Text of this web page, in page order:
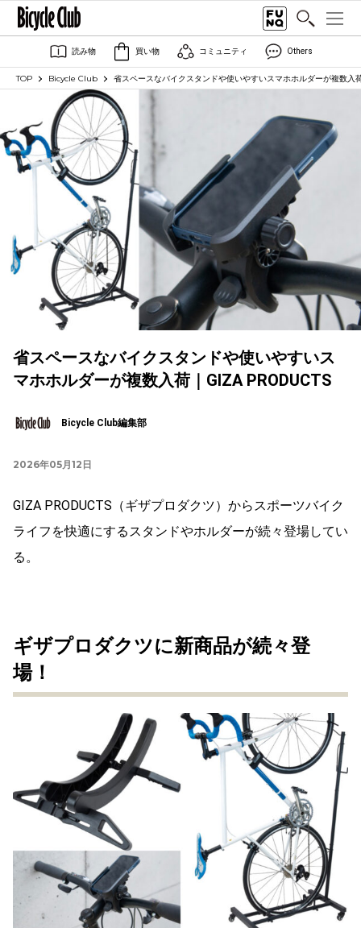
読み物 買い物 コミュニティ Others
TOP Bicycle Club 省スペースなバイクスタンドや使いやすいスマホホルダーが複数入
省スペースなバイクスタンドや使いやすいス
マホホルダーが複数入荷｜GIZA PRODUCTS
Bicycle Club編集部
2026年05月12日
GIZA PRODUCTS（ギザプロダクツ）からスポーツバイク
ライフを快適にするスタンドやホルダーが続々登場してい
る。
ギザプロダクツに新商品が続々登
場！